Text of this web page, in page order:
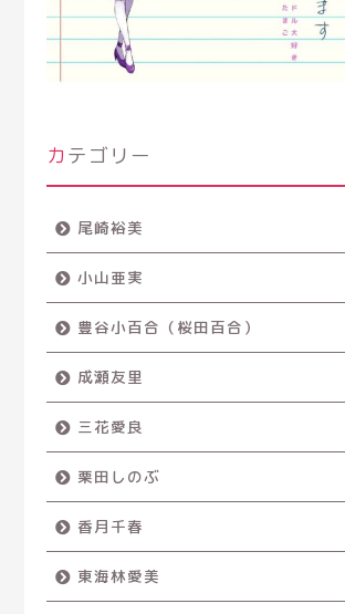
カテゴリー
尾崎裕美
小山亜実
豊谷小百合（桜田百合）
成瀬友里
三花愛良
栗田しのぶ
香月千春
東海林愛美